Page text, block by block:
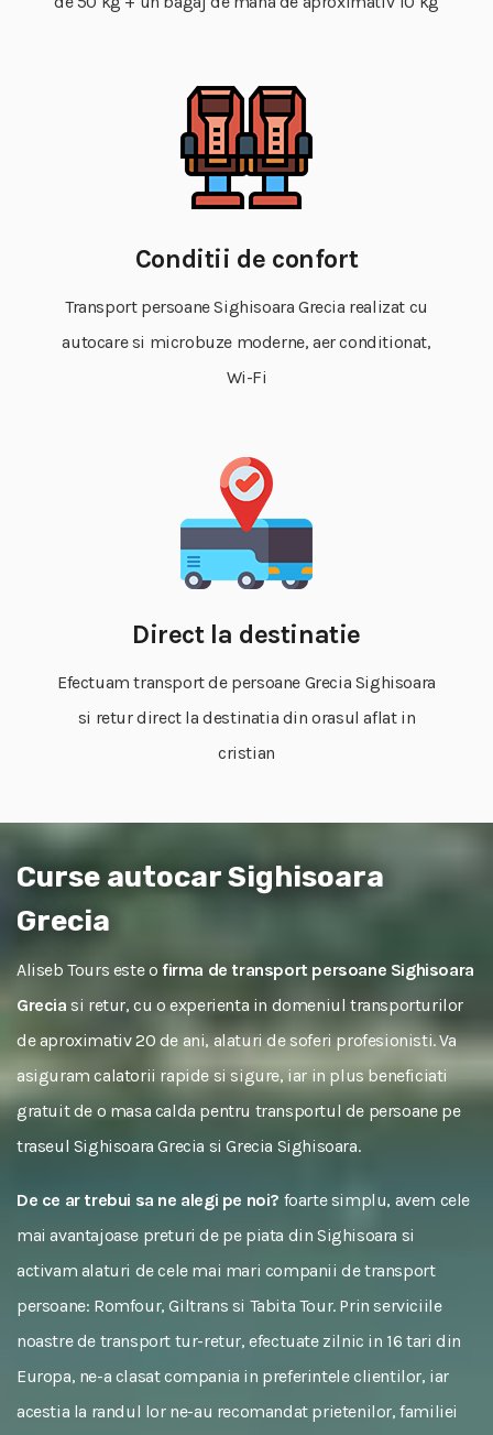
Conditii de confort
Transport persoane Sighisoara Grecia realizat cu
autocare si microbuze moderne, aer conditionat,
Wi-Fi
Direct la destinatie
Efectuam transport de persoane Grecia Sighisoara
si retur direct la destinatia din orasul aflat in
cristian
Curse autocar Sighisoara
Grecia
Aliseb Tours este o firma de transport persoane Sighisoara
Grecia si retur, cu o experienta in domeniul transporturilor
de aproximativ 20 de ani, alaturi de soferi profesionisti. Va
asiguram calatorii rapide si sigure, iar in plus beneficiati
gratuit de o masa calda pentru transportul de persoane pe
traseul Sighisoara Grecia si Grecia Sighisoara.
De ce ar trebui sa ne alegi pe noi? foarte simplu, avem cele
mai avantajoase preturi de pe piata din Sighisoara si
activam alaturi de cele mai mari companii de transport
persoane: Romfour, Giltrans si Tabita Tour. Prin serviciile
noastre de transport tur-retur, efectuate zilnic in 16 tari din
Europa, ne-a clasat compania in preferintele clientilor, iar
acestia la randul lor ne-au recomandat prietenilor, familiei